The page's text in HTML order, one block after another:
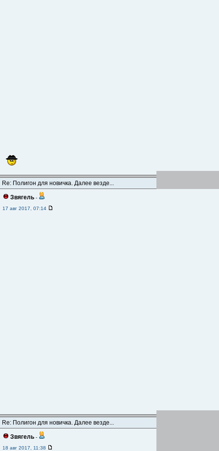
Re: Полигон для новичка. Далее везде...
Звягель -
17 авг 2017, 07:14
Re: Полигон для новичка. Далее везде...
Звягель -
18 авг 2017, 11:38